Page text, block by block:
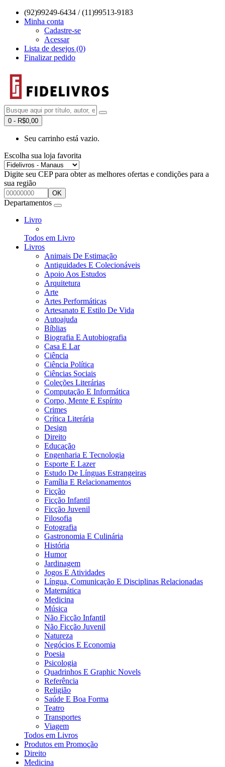
(92)99249-6434 / (11)99513-9183
Minha conta
Cadastre-se
Acessar
Lista de desejos (0)
Finalizar pedido
0 - R$0,00
Seu carrinho está vazio.
Escolha sua loja favorita
Digite seu CEP para obter as melhores ofertas e condições para a
sua região
OK
Departamentos
Livro
Todos em Livro
Livros
Animais De Estimação
Antiguidades E Colecionáveis
Apoio Aos Estudos
Arquitetura
Arte
Artes Performáticas
Artesanato E Estilo De Vida
Autoajuda
Bíblias
Biografia E Autobiografia
Casa E Lar
Ciência
Ciência Política
Ciências Sociais
Coleções Literárias
Computação E Informática
Corpo, Mente E Espírito
Crimes
Crítica Literária
Design
Direito
Educação
Engenharia E Tecnologia
Esporte E Lazer
Estudo De Línguas Estrangeiras
Família E Relacionamentos
Ficção
Ficção Infantil
Ficção Juvenil
Filosofia
Fotografia
Gastronomia E Culinária
História
Humor
Jardinagem
Jogos E Atividades
Língua, Comunicação E Disciplinas Relacionadas
Matemática
Medicina
Música
Não Ficção Infantil
Não Ficção Juvenil
Natureza
Negócios E Economia
Poesia
Psicologia
Quadrinhos E Graphic Novels
Referência
Religião
Saúde E Boa Forma
Teatro
Transportes
Viagem
Todos em Livros
Produtos em Promoção
Direito
Medicina